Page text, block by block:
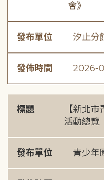
會》
發布單位 汐止分
發佈時間 2026-
標題
【新北
活動總覽
發布單位 青少年